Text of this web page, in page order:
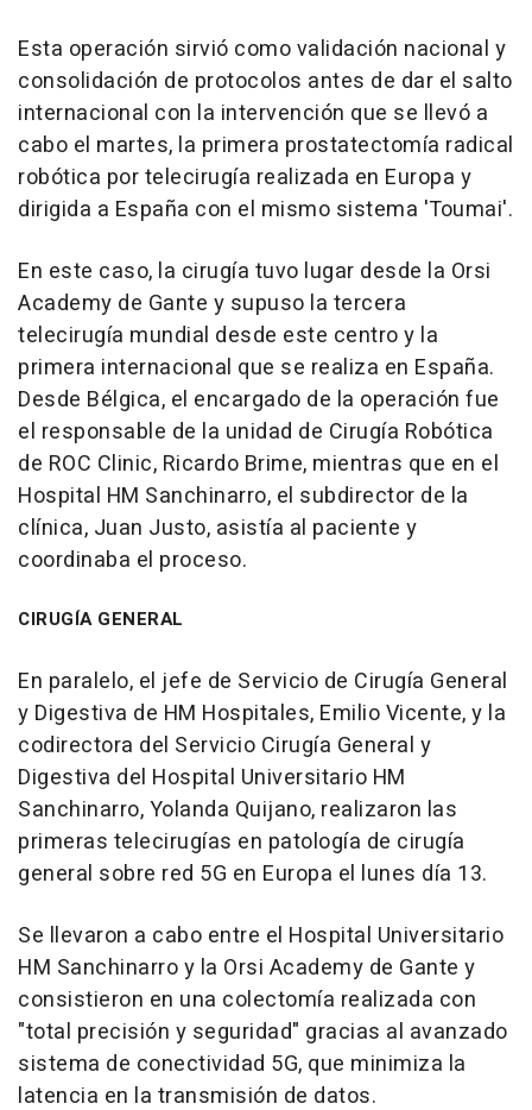
Esta operación sirvió como validación nacional y
consolidación de protocolos antes de dar el salto
internacional con la intervención que se llevó a
cabo el martes, la primera prostatectomía radical
robótica por telecirugía realizada en Europa y
dirigida a España con el mismo sistema 'Toumai'.
En este caso, la cirugía tuvo lugar desde la Orsi
Academy de Gante y supuso la tercera
telecirugía mundial desde este centro y la
primera internacional que se realiza en España.
Desde Bélgica, el encargado de la operación fue
el responsable de la unidad de Cirugía Robótica
de ROC Clinic, Ricardo Brime, mientras que en el
Hospital HM Sanchinarro, el subdirector de la
clínica, Juan Justo, asistía al paciente y
coordinaba el proceso.
CIRUGÍA GENERAL
En paralelo, el jefe de Servicio de Cirugía General
y Digestiva de HM Hospitales, Emilio Vicente, y la
codirectora del Servicio Cirugía General y
Digestiva del Hospital Universitario HM
Sanchinarro, Yolanda Quijano, realizaron las
primeras telecirugías en patología de cirugía
general sobre red 5G en Europa el lunes día 13.
Se llevaron a cabo entre el Hospital Universitario
HM Sanchinarro y la Orsi Academy de Gante y
consistieron en una colectomía realizada con
"total precisión y seguridad" gracias al avanzado
sistema de conectividad 5G, que minimiza la
latencia en la transmisión de datos.